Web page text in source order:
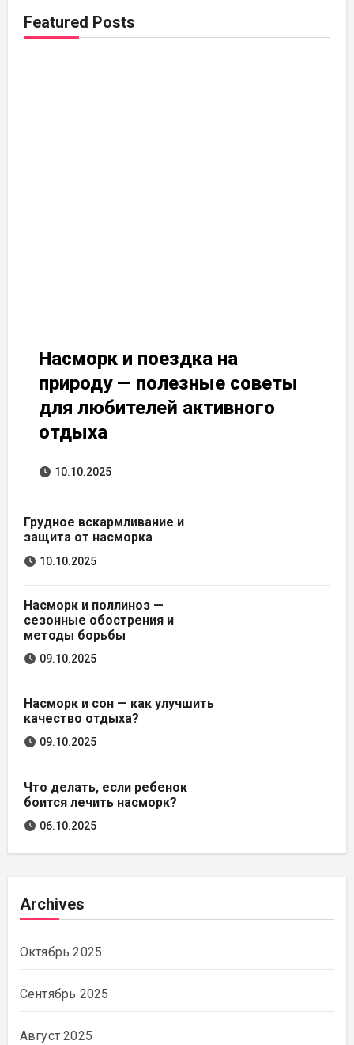
Featured Posts
Насморк и поездка на
природу — полезные советы
для любителей активного
отдыха
10.10.2025
Грудное вскармливание и
защита от насморка
10.10.2025
Насморк и поллиноз —
сезонные обострения и
методы борьбы
09.10.2025
Насморк и сон — как улучшить
качество отдыха?
09.10.2025
Что делать, если ребенок
боится лечить насморк?
06.10.2025
Archives
Октябрь 2025
Сентябрь 2025
Август 2025